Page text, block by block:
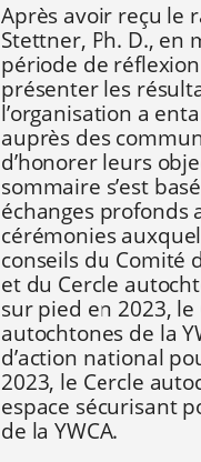
Après avoir reçu le
Stettner, Ph. D., en
période de
présenter les
l’organisation a
auprès des
d’honorer leurs
sommaire s’est
échanges profonds
cérémonies
conseils du Comité
et du Cercle
sur pied en 2023,
autochtones de la
d’action national
2023, le Cercle
espace sécurisant
de la YWCA.